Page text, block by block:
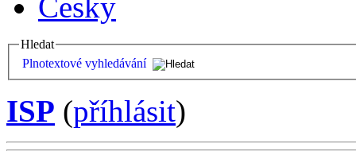
Hledat
Plnotextové vyhledávání
ISP (příhlásit)